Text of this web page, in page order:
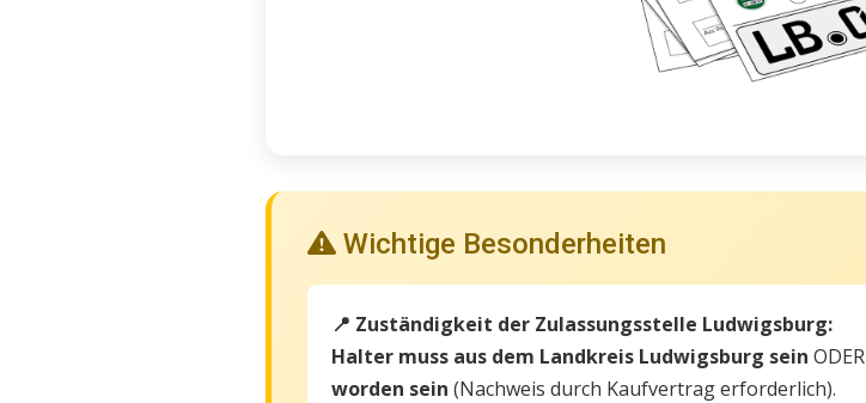
Wichtige Besonderheiten
📍 Zuständigkeit der Zulassungsstelle Ludwigsburg:
Halter muss aus dem Landkreis Ludwigsburg sein ODER
worden sein (Nachweis durch Kaufvertrag erforderlich).